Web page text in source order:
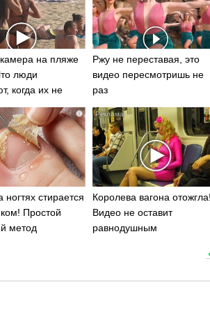
на пляже
люди
когда их не
Ржу не переставая, это
видео пересмотришь не
раз
i
ногтях стирается
Простой
метод
Королева вагона
Видео не оставит
равнодушным